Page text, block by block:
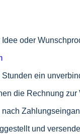
oder
ein
die Rechnung zur
und